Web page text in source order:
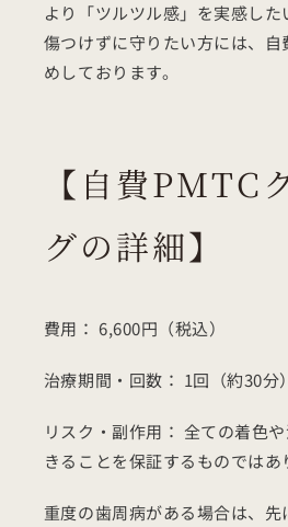
より「ツルツル感」を実感した
傷つけずに守りたい方には、自
めしております。
【自費PMTC
グの詳細】
費用： 6,600円（税込）
治療期間・回数： 1回（約30分）
リスク・副作用： 全ての着色
きることを保証するものではあ
重度の歯周病がある場合は、